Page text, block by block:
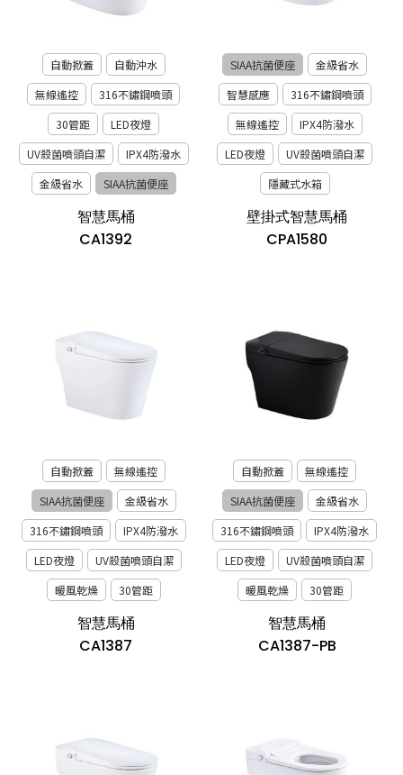
自動掀蓋
自動沖水
無線遙控
316不鏽鋼噴頭
30管距
LED夜燈
UV殺菌噴頭自潔
IPX4防潑水
金級省水
SIAA抗菌便座
智慧馬桶
CA1392
SIAA抗菌便座
金級省水
智慧感應
316不鏽鋼噴頭
無線遙控
IPX4防潑水
LED夜燈
UV殺菌噴頭自潔
隱藏式水箱
壁掛式智慧馬桶
CPA1580
自動掀蓋
無線遙控
SIAA抗菌便座
金級省水
316不鏽鋼噴頭
IPX4防潑水
LED夜燈
UV殺菌噴頭自潔
暖風乾燥
30管距
智慧馬桶
CA1387
自動掀蓋
無線遙控
SIAA抗菌便座
金級省水
316不鏽鋼噴頭
IPX4防潑水
LED夜燈
UV殺菌噴頭自潔
暖風乾燥
30管距
智慧馬桶
CA1387-PB